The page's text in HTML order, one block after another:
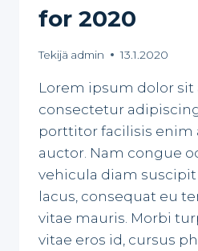
for 2020
Tekijä admin 13.1.2020
Lorem ipsum dolor sit
consectetur
porttitor facilisis enim
auctor. Nam congue
vehicula diam suscipit
lacus, consequat eu
vitae mauris. Morbi
vitae eros id, cursus